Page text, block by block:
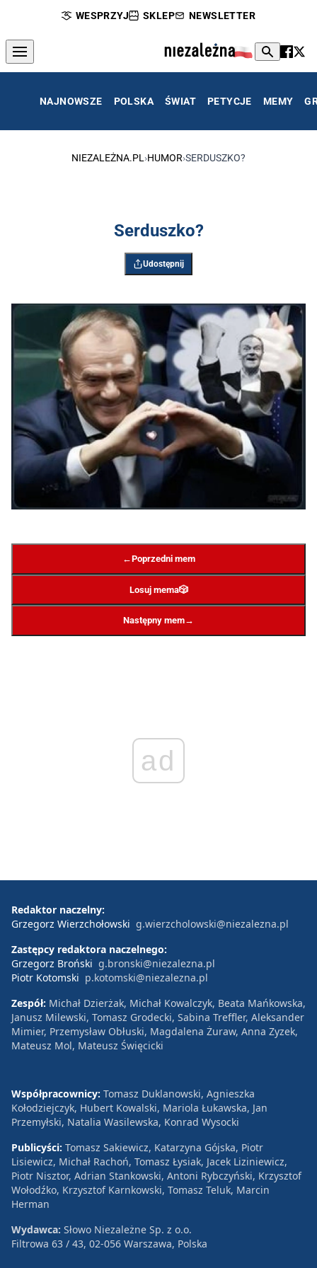
WESPRZYJ SKLEP NEWSLETTER
NAJNOWSZE POLSKA ŚWIAT PETYCJE MEMY
NIEZALEŻNA.PL ›HUMOR›SERDUSZKO?
Serduszko?
Udostępnij
←Poprzedni mem
Losuj mema🎲
Następny mem→
ad
Redaktor naczelny:
Grzegorz Wierzchołowski g.wierzcholowski@niezalezna.pl
Zastępcy redaktora naczelnego:
Grzegorz Broński g.bronski@niezalezna.pl
Piotr Kotomski p.kotomski@niezalezna.pl
Zespół: Michał Dzierżak, Michał Kowalczyk, Beata Mańkowska,
Janusz Milewski, Tomasz Grodecki, Sabina Treffler, Aleksander
Mimier, Przemysław Obłuski, Magdalena Żuraw, Anna Zyzek,
Mateusz Mol, Mateusz Święcicki
Współpracownicy: Tomasz Duklanowski, Agnieszka
Kołodziejczyk, Hubert Kowalski, Mariola Łukawska, Jan
Przemyłski, Natalia Wasilewska, Konrad Wysocki
Publicyści: Tomasz Sakiewicz, Katarzyna Gójska, Piotr
Lisiewicz, Michał Rachoń, Tomasz Łysiak, Jacek Liziniewicz,
Piotr Nisztor, Adrian Stankowski, Antoni Rybczyński, Krzysztof
Wołodźko, Krzysztof Karnkowski, Tomasz Teluk, Marcin
Herman
Wydawca: Słowo Niezależne Sp. z o.o.
Filtrowa 63 / 43, 02-056 Warszawa, Polska